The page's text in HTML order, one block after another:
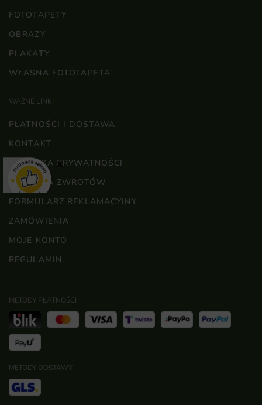
FOTOTAPETY
OBRAZY
PLAKATY
WŁASNA FOTOTAPETA
WAŻNE LINKI
PŁATNOŚCI I DOSTAWA
KONTAKT
POLITYKA PRYWATNOŚCI
POLITYKA ZWROTÓW
FORMULARZ REKLAMACYJNY
ZAMÓWIENIA
MOJE KONTO
REGULAMIN
METODY PŁATNOŚCI
METODY DOSTAWY
×